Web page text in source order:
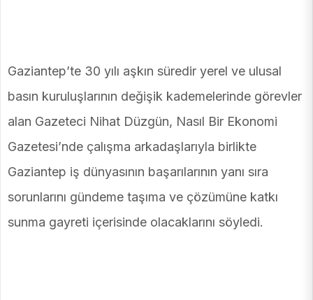
Gaziantep’te 30 yılı aşkın süredir yerel ve ulusal
basın kuruluşlarının değişik kademelerinde görevler
alan Gazeteci Nihat Düzgün, Nasıl Bir Ekonomi
Gazetesi’nde çalışma arkadaşlarıyla birlikte
Gaziantep iş dünyasının başarılarının yanı sıra
sorunlarını gündeme taşıma ve çözümüne katkı
sunma gayreti içerisinde olacaklarını söyledi.